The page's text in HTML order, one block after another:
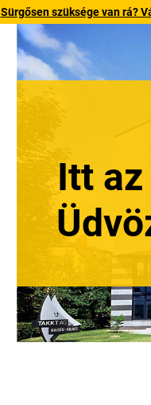
Sürgősen szüksége van rá?
Itt